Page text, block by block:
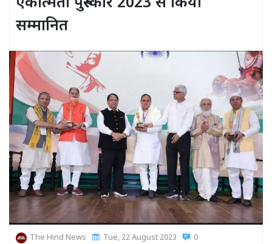
सम्मानित
The Hind News Tue, 22 August 2023 0